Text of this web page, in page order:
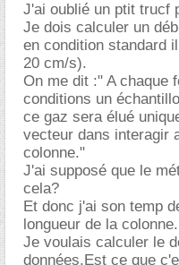
J'ai oublié un ptit trucf
Je dois calculer un
en condition standard
20 cm/s).
On me dit :" A chaque
conditions un
ce gaz sera élué
vecteur dans interagir
colonne."
J'ai supposé que le
cela?
Et donc j'ai son temp
longueur de la colonne.
Je voulais calculer le
données.Est ce que